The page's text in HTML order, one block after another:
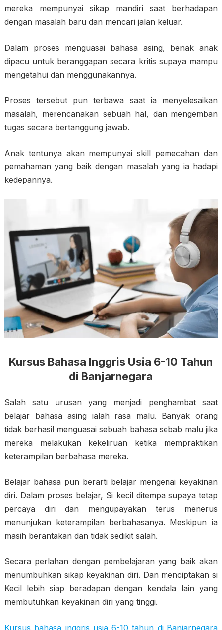
mereka mempunyai sikap mandiri saat berhadapan
dengan masalah baru dan mencari jalan keluar.
Dalam proses menguasai bahasa asing, benak anak
dipacu untuk beranggapan secara kritis supaya mampu
mengetahui dan menggunakannya.
Proses tersebut pun terbawa saat ia menyelesaikan
masalah, merencanakan sebuah hal, dan mengemban
tugas secara bertanggung jawab.
Anak tentunya akan mempunyai skill pemecahan dan
pemahaman yang baik dengan masalah yang ia hadapi
kedepannya.
Kursus Bahasa Inggris Usia 6-10 Tahun
di Banjarnegara
Salah satu urusan yang menjadi penghambat saat
belajar bahasa asing ialah rasa malu. Banyak orang
tidak berhasil menguasai sebuah bahasa sebab malu jika
mereka melakukan kekeliruan ketika mempraktikan
keterampilan berbahasa mereka.
Belajar bahasa pun berarti belajar mengenai keyakinan
diri. Dalam proses belajar, Si kecil ditempa supaya tetap
percaya diri dan mengupayakan terus menerus
menunjukan keterampilan berbahasanya. Meskipun ia
masih berantakan dan tidak sedikit salah.
Secara perlahan dengan pembelajaran yang baik akan
menumbuhkan sikap keyakinan diri. Dan menciptakan si
Kecil lebih siap beradapan dengan kendala lain yang
membutuhkan keyakinan diri yang tinggi.
Kursus bahasa inggris usia 6-10 tahun di Banjarnegara